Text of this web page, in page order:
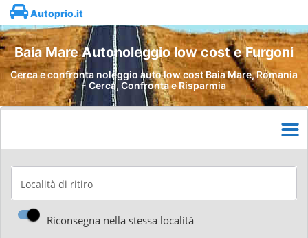
Autoprio.it
Baia Mare Autonoleggio low cost e Furgoni
Cerca e confronta noleggio auto low cost Baia Mare, Romania
- Cerca, Confronta e Risparmia
Località di ritiro
Riconsegna nella stessa località